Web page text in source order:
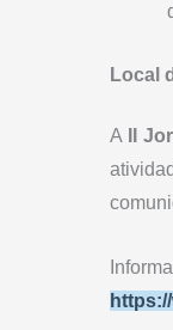
Local
A II